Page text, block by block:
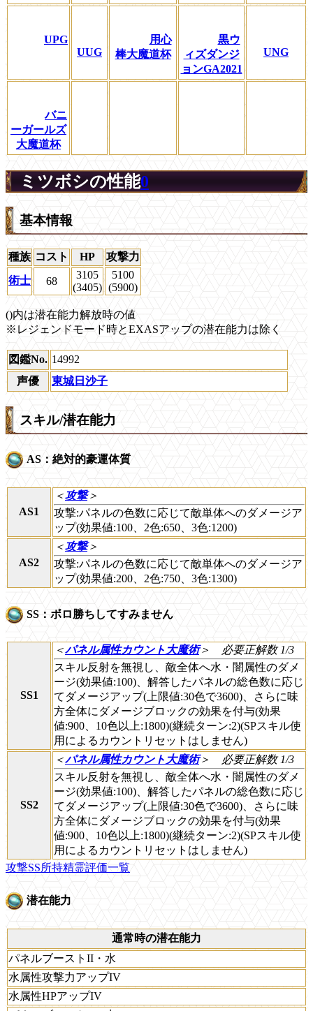
UPG
UUG
用心
棒大魔道杯
黒ウ
ィズダンジ
ョンGA2021
UNG
バニ
ーガールズ
大魔道杯
ミツボシの性能0
基本情報
種族 コスト HP
攻撃力
術士
68
3105
(3405)
5100
(5900)
()内は潜在能力解放時の値
※レジェンドモード時とEXASアップの潜在能力は除く
図鑑No. 14992
声優
東城日沙子
スキル/潜在能力
AS：絶対的豪運体質
AS1
＜攻撃＞
攻撃:パネルの色数に応じて敵単体へのダメージア
ップ(効果値:100、2色:650、3色:1200)
AS2
＜攻撃＞
攻撃:パネルの色数に応じて敵単体へのダメージア
ップ(効果値:200、2色:750、3色:1300)
SS：ボロ勝ちしてすみません
SS1
＜パネル属性カウント大魔術＞
必要正解数 1/3
スキル反射を無視し、敵全体へ水・闇属性のダメ
ージ(効果値:100)、解答したパネルの総色数に応じ
てダメージアップ(上限値:30色で3600)、さらに味
方全体にダメージブロックの効果を付与(効果
値:900、10色以上:1800)(継続ターン:2)(SPスキル使
用によるカウントリセットはしません)
SS2
＜パネル属性カウント大魔術＞
必要正解数 1/3
スキル反射を無視し、敵全体へ水・闇属性のダメ
ージ(効果値:100)、解答したパネルの総色数に応じ
てダメージアップ(上限値:30色で3600)、さらに味
方全体にダメージブロックの効果を付与(効果
値:900、10色以上:1800)(継続ターン:2)(SPスキル使
用によるカウントリセットはしません)
攻撃SS所持精霊評価一覧
潜在能力
通常時の潜在能力
パネルブーストII・水
水属性攻撃力アップIV
水属性HPアップIV